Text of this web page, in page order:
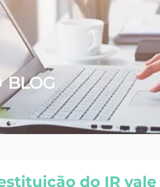
BLOG
do IR